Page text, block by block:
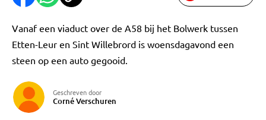
Vanaf een viaduct over de A58 bij het Bolwerk tussen
Etten-Leur en Sint Willebrord is woensdagavond een
steen op een auto gegooid.
Geschreven door
Corné Verschuren